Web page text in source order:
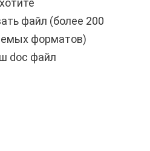
файл (более 200
форматов)
doc файл